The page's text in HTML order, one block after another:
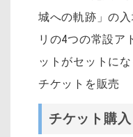
城への軌跡」の
リの4つの常設ア
ットがセットに
チケットを販売
チケット購入